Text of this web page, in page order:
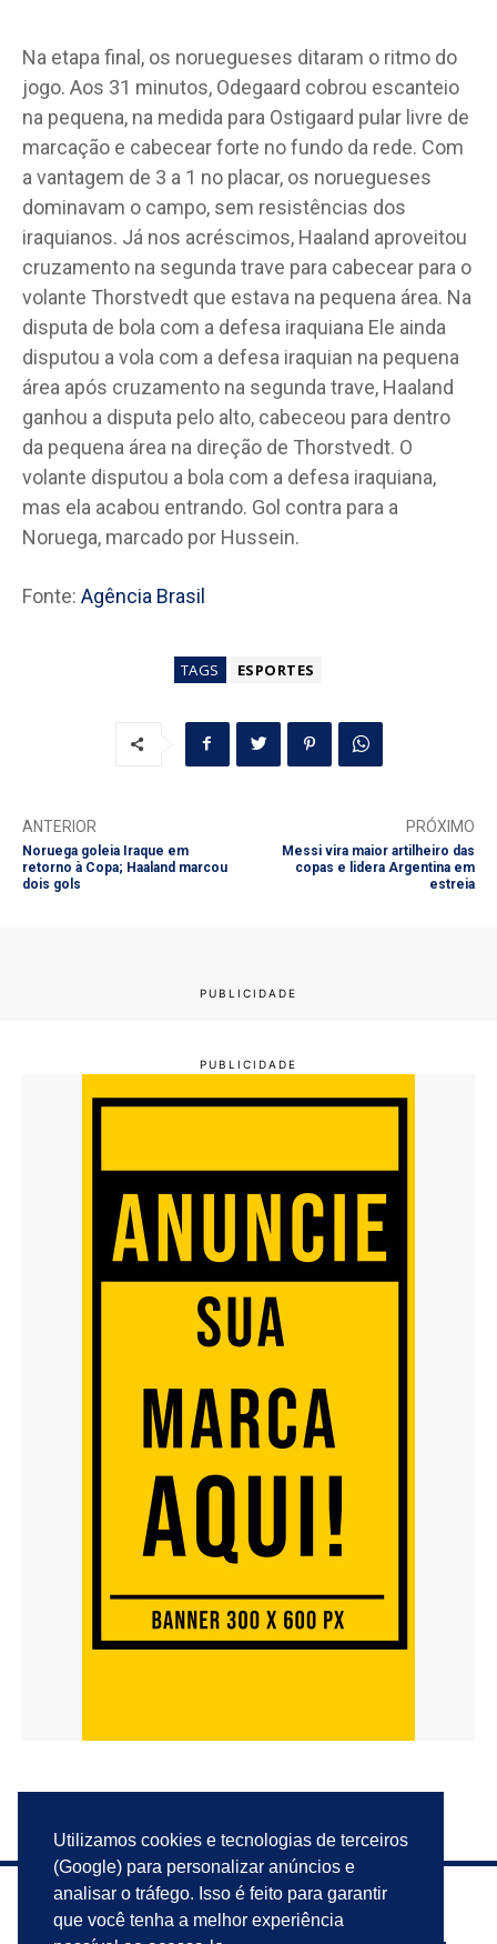
Utilizamos cookies e tecnologias de terceiros
(Google) para personalizar anúncios e
analisar o tráfego. Isso é feito para garantir
que você tenha a melhor experiência
Na etapa final, os noruegueses ditaram o ritmo do
jogo. Aos 31 minutos, Odegaard cobrou escanteio
na pequena, na medida para Ostigaard pular livre de
marcação e cabecear forte no fundo da rede. Com
a vantagem de 3 a 1 no placar, os noruegueses
dominavam o campo, sem resistências dos
iraquianos. Já nos acréscimos, Haaland aproveitou
cruzamento na segunda trave para cabecear para o
volante Thorstvedt que estava na pequena área. Na
disputa de bola com a defesa iraquiana Ele ainda
disputou a vola com a defesa iraquian na pequena
área após cruzamento na segunda trave, Haaland
ganhou a disputa pelo alto, cabeceou para dentro
da pequena área na direção de Thorstvedt. O
volante disputou a bola com a defesa iraquiana,
mas ela acabou entrando. Gol contra para a
Noruega, marcado por Hussein.
Fonte: Agência Brasil
TAGS ESPORTES
ANTERIOR
Noruega goleia Iraque em
retorno à Copa; Haaland marcou
dois gols
PRÓXIMO
Messi vira maior artilheiro das
copas e lidera Argentina em
estreia